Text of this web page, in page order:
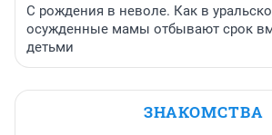
С рождения в неволе. Как в
осужденные мамы отбывают срок
детьми
ЗНАКОМСТВА